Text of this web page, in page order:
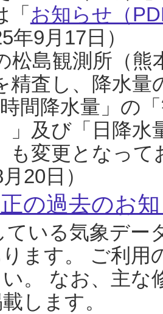
お知らせ（
年9月17日）
松島観測所（熊
精査し、降水
時間降水量」の
」及び「日降
も変更となっ
20日）
の過去のお
いる気象デー
ます。 ご利用
。 なお、主な
します。